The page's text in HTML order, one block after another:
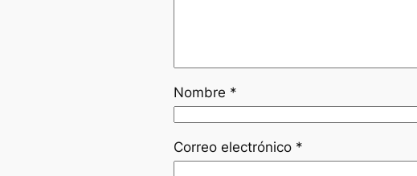
Nombre *
Correo electrónico *